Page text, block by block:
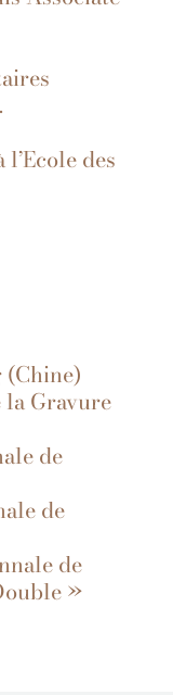
des
(Chine)
Gravure
de
de
de
»